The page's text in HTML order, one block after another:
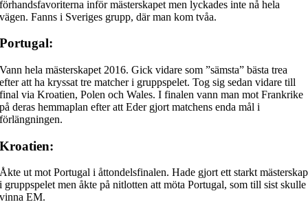
förhandsfavoriterna inför mästerskapet men lyckades inte nå hela
vägen. Fanns i Sveriges grupp, där man kom tvåa.
Portugal:
Vann hela mästerskapet 2016. Gick vidare som ”sämsta” bästa trea
efter att ha kryssat tre matcher i gruppspelet. Tog sig sedan vidare till
final via Kroatien, Polen och Wales. I finalen vann man mot Frankrike
på deras hemmaplan efter att Eder gjort matchens enda mål i
förlängningen.
Kroatien:
Åkte ut mot Portugal i åttondelsfinalen. Hade gjort ett starkt mästerskap
i gruppspelet men åkte på nitlotten att möta Portugal, som till sist skulle
vinna EM.